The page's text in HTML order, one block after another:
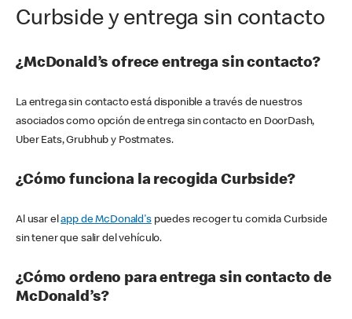
Curbside y entrega sin contacto
¿McDonald’s ofrece entrega sin contacto?
La entrega sin contacto está disponible a través de nuestros
asociados como opción de entrega sin contacto en DoorDash,
Uber Eats, Grubhub y Postmates.
¿Cómo funciona la recogida Curbside?
Al usar elapp de McDonald'spuedes recoger tu comida Curbside
sin tener que salir del vehículo.
¿Cómo ordeno para entrega sin contacto de
McDonald’s?